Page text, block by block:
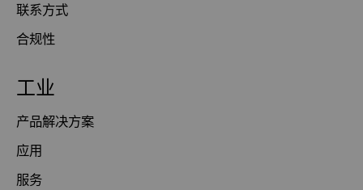
联系方式
合规性
工业
产品解决方案
应用
服务